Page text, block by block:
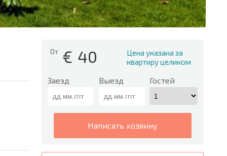
От € 40
Цена указана за
квартиру целиком
Заезд Выезд Гостей
написать хозяину